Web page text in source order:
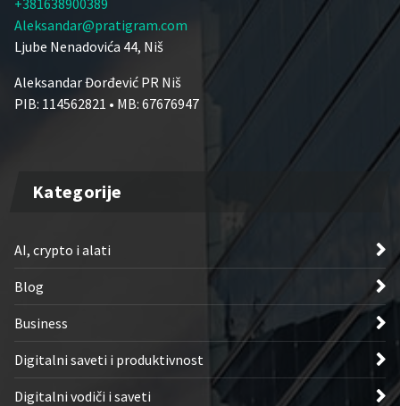
Aleksandar@pratigram.com
Ljube Nenadovića 44, Niš
Aleksandar Đorđević PR Niš
PIB: 114562821 • MB: 67676947
Kategorije
AI, crypto i alati
Blog
Business
Digitalni saveti i produktivnost
Digitalni vodiči i saveti